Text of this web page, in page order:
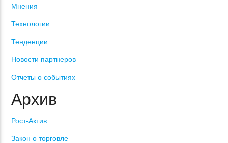
Мнения
Технологии
Тенденции
Новости партнеров
Отчеты о событиях
Архив
Рост-Актив
Закон о торговле